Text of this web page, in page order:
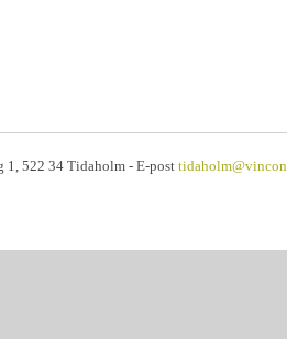
1, 522 34 Tidaholm - E-post